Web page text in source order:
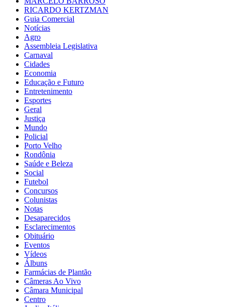
RICARDO KERTZMAN
Guia Comercial
Notícias
Agro
Assembleia Legislativa
Carnaval
Cidades
Economia
Educação e Futuro
Entretenimento
Esportes
Geral
Justiça
Mundo
Policial
Porto Velho
Rondônia
Saúde e Beleza
Social
Futebol
Concursos
Colunistas
Notas
Desaparecidos
Esclarecimentos
Obituário
Eventos
Vídeos
Álbuns
Farmácias de Plantão
Câmeras Ao Vivo
Câmara Municipal
Centro